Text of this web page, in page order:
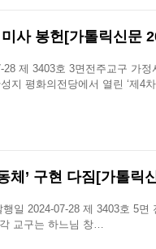
사 봉헌[가톨릭신문
제 3403호 3면​전주교구 가
지 평화의전당에서 열린 ‘제4
체’ 구현 다짐[가톨릭
일 2024-07-28 제 3403호 5면​
교구는 하느님 창…